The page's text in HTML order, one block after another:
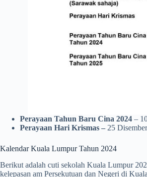
Perayaan Tahun Baru Cina 2024 –
Perayaan Hari Krismas – 25
Kalendar Kuala Lumpur Tahun 2024
Berikut adalah cuti sekolah Kuala Lumpur
kelepasan am Persekutuan dan Negeri di